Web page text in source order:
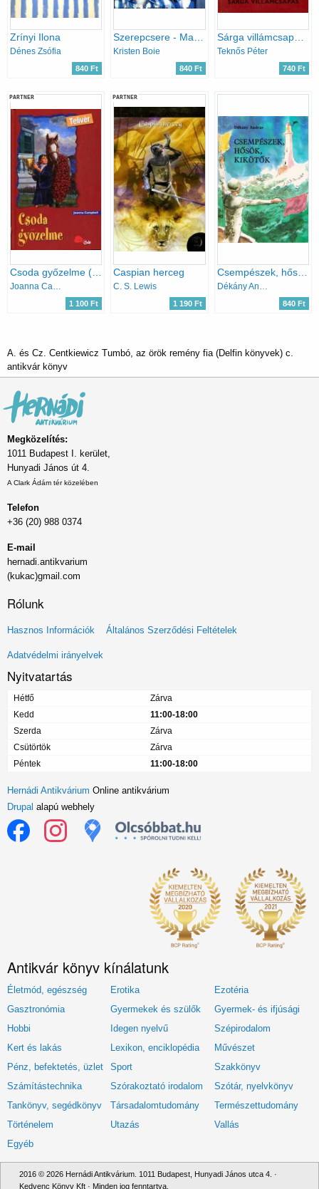
Zrínyi Ilona
Dénes Zsófia
840 Ft
Szerepcsere - Mai koldus és királyfi
Kristen Boie
840 Ft
Sárga villámcsapás (Delfin könyvek)
Teknős Péter
740 Ft
PARTNER
Joanna Campbell
1 100 Ft
PARTNER
Caspian herceg
C. S. Lewis
1 190 Ft
Csempészek, hősök, kikötők
Dékány András
840 Ft
A. és Cz. Centkiewicz Tumbó, az örök remény fia (Delfin könyvek) c.
antikvár könyv
Megközelítés:
1011 Budapest I. kerület,
Hunyadi János út 4.
A Clark Ádám tér közelében
Telefon
+36 (20) 988 0374
E-mail
hernadi.antikvarium
(kukac)gmail.com
Rólunk
Lábléc
menü
Hasznos Információk Általános Szerződési Feltételek
Adatvédelmi irányelvek
Nyitvatartás
Hétfő
Zárva
Kedd
11:00-18:00
Szerda
Zárva
Csütörtök
Zárva
Péntek
11:00-18:00
Hernádi Antikvárium Online antikvárium
Drupal alapú webhely
Antikvár könyv kínálatunk
Életmód, egészség Erotika
Ezotéria
Gasztronómia
Gyermekek és szülők
Gyermek- és ifjúsági
Hobbi
Idegen nyelvű
Szépirodalom
Kert és lakás
Lexikon, enciklopédia
Művészet
Pénz, befektetés, üzlet
Sport
Szakkönyv
Számítástechnika
Szórakoztató irodalom
Szótár, nyelvkönyv
Tankönyv, segédkönyv
Társadalomtudomány
Természettudomány
Történelem
Utazás
Vallás
Egyéb
2016 © 2026 Hernádi Antikvárium. 1011 Budapest, Hunyadi János utca 4. ·
Kedvenc Könyv Kft · Minden jog fenntartva.